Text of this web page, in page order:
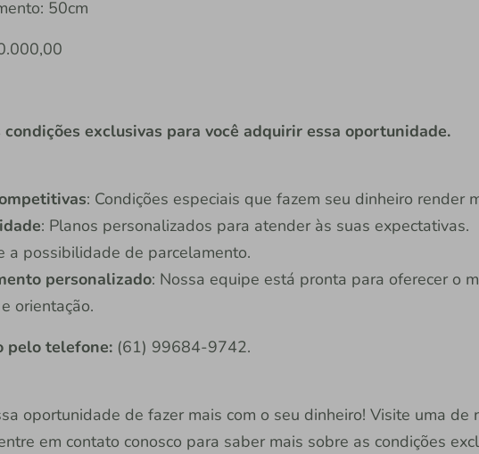
50cm
exclusivas para você adquirir essa oportunidade.
: Condições especiais que fazem seu dinheiro render
: Planos personalizados para atender às suas expectativas.
a possibilidade de parcelamento.
personalizado: Nossa equipe está pronta para oferecer o
orientação.
pelo telefone:(61) 99684-9742.
oportunidade de fazer mais com o seu dinheiro! Visite uma de
em contato conosco para saber mais sobre as condições